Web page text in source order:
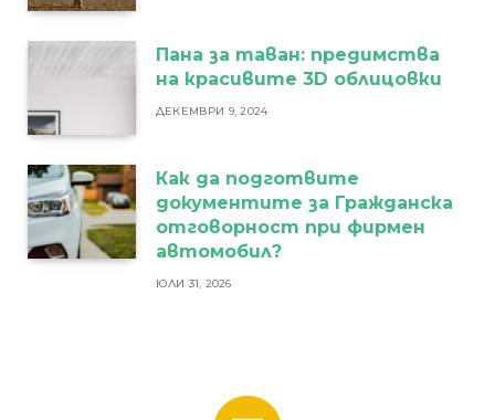
Пана за таван: предимства
на красивите 3D облицовки
ДЕКЕМВРИ 9, 2024
Как да подготвите
документите за Гражданска
отговорност при фирмен
автомобил?
ЮЛИ 31, 2026